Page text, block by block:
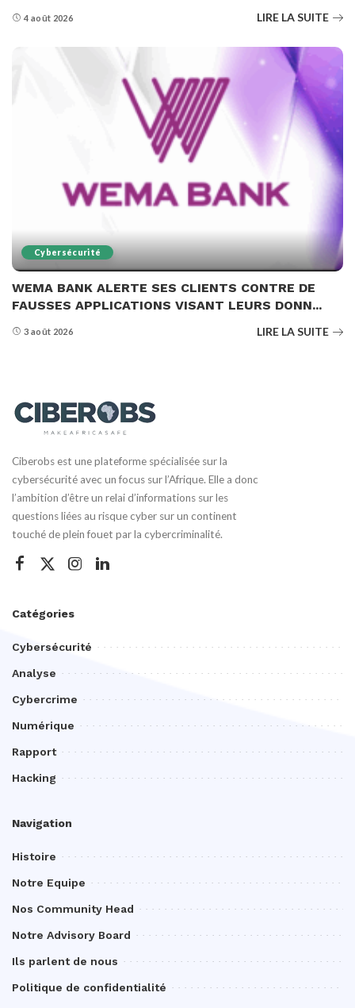
4 août 2026 LIRE LA SUITE
Cybersécurité
WEMA BANK ALERTE SES CLIENTS CONTRE DE
FAUSSES APPLICATIONS VISANT LEURS DONN...
3 août 2026 LIRE LA SUITE
Ciberobs est une plateforme spécialisée sur la
cybersécurité avec un focus sur l’Afrique. Elle a donc
l’ambition d’être un relai d’informations sur les
questions liées au risque cyber sur un continent
touché de plein fouet par la cybercriminalité.
Catégories
Cybersécurité
Analyse
Cybercrime
Numérique
Rapport
Hacking
Navigation
Histoire
Notre Equipe
Nos Community Head
Notre Advisory Board
Ils parlent de nous
Politique de confidentialité